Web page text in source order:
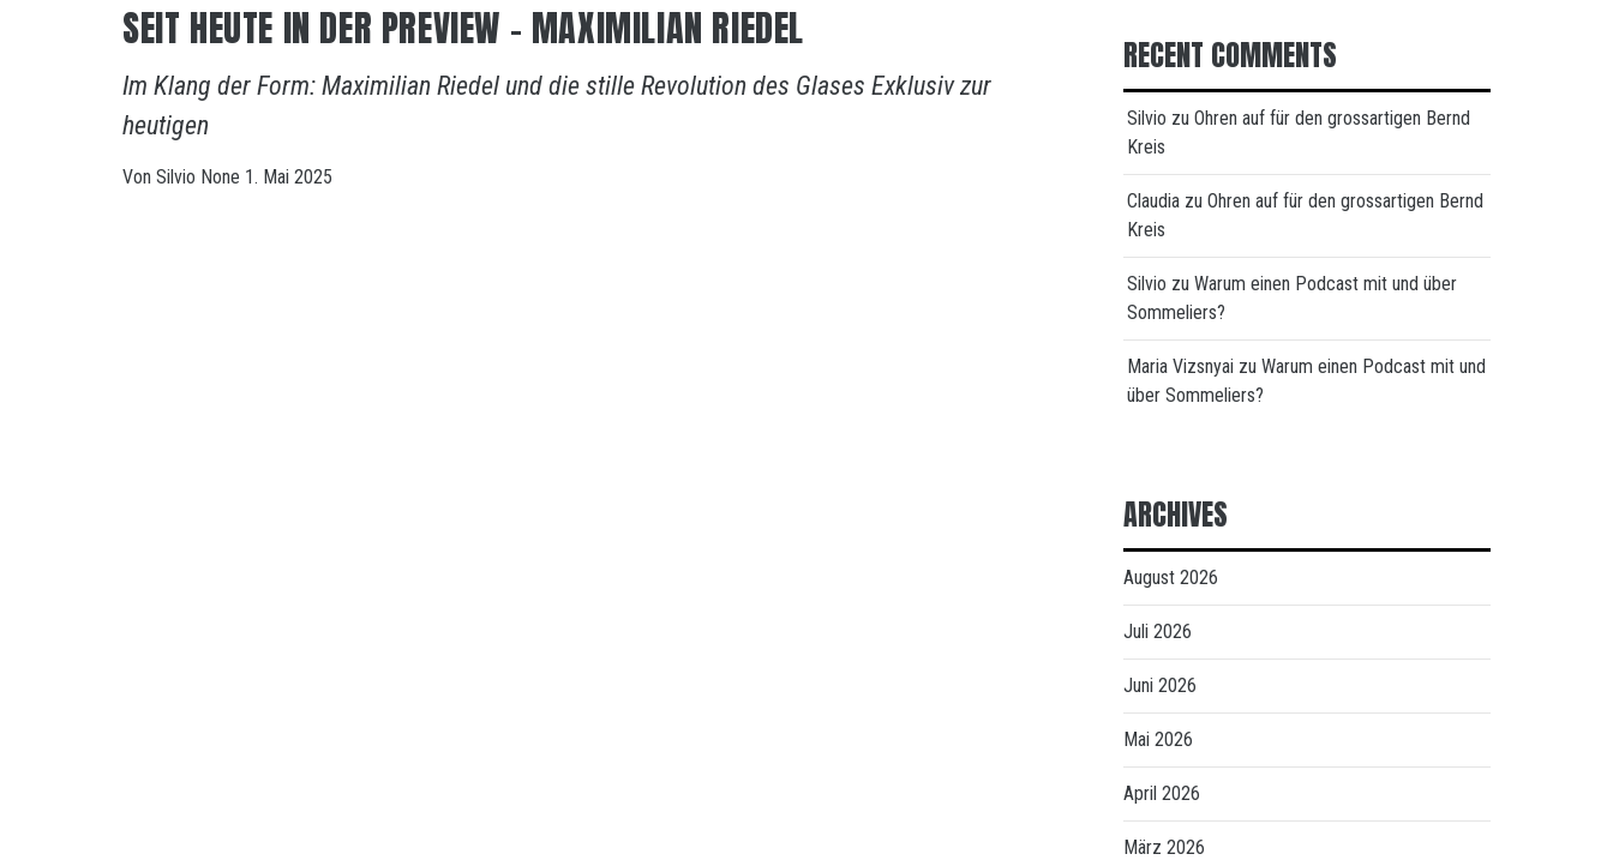
SEIT HEUTE IN DER PREVIEW – MAXIMILIAN RIEDEL
Im Klang der Form: Maximilian Riedel und die stille Revolution des Glases Exklusiv zur
heutigen
Von Silvio None 1. Mai 2025
RECENT COMMENTS
Silvio zu Ohren auf für den grossartigen Bernd
Kreis
Claudia zu Ohren auf für den grossartigen Bernd
Kreis
Silvio zu Warum einen Podcast mit und über
Sommeliers?
Maria Vizsnyai zu Warum einen Podcast mit und
über Sommeliers?
ARCHIVES
August 2026
Juli 2026
Juni 2026
Mai 2026
April 2026
März 2026